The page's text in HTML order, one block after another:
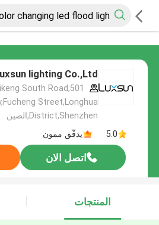
lighting Co.,Ltd
South Road
Street,Longhua
District,Shenzhen,الصين
5.0
يدقّق ممون
اتصل الان
المنتجات